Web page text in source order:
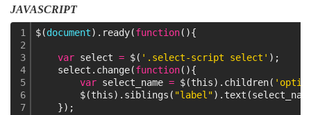
JAVASCRIPT
1
2
3
4
5
6
7
$(document).ready(function(){
var select = $( '.select-script select' );
select.change(function(){
var select_name = $(this).children(
$(this).siblings( "label"
});